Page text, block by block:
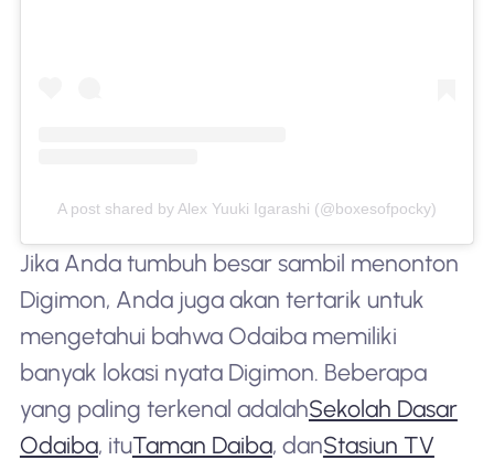
A post shared by Alex Yuuki Igarashi (@boxesofpocky)
Jika Anda tumbuh besar sambil menonton
Digimon, Anda juga akan tertarik untuk
mengetahui bahwa Odaiba memiliki
banyak lokasi nyata Digimon. Beberapa
yang paling terkenal adalahSekolah Dasar
Odaiba, ituTaman Daiba, danStasiun TV